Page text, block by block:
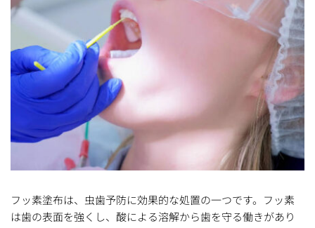
フッ素塗布は、虫歯予防に効果的な処置の一つです。フッ素
は歯の表面を強くし、酸による溶解から歯を守る働きがあり